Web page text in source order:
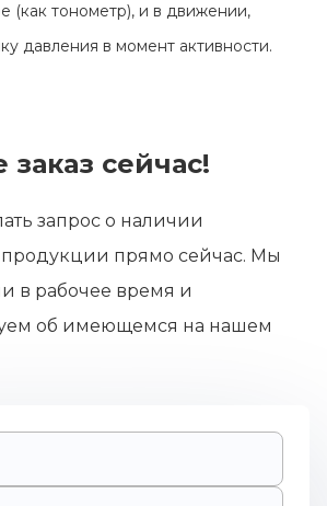
(как тонометр), и в движении,
давления в момент активности.
сейчас!
запрос о наличии
прямо сейчас. Мы
в рабочее время и
об имеющемся на нашем